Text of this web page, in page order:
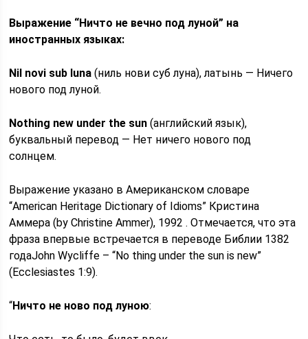
Выражение “Ничто не вечно под луной” на
иностранных языках:
Nil novi sub luna (ниль нови суб луна), латынь — Ничего
нового под луной.
Nothing new under the sun (английский язык),
буквальный перевод — Нет ничего нового под
солнцем.
Выражение указано в Американском словаре
“American Heritage Dictionary of Idioms” Кристина
Аммера (by Christine Ammer), 1992 . Отмечается, что эта
фраза впервые встречается в переводе Библии 1382
годаJohn Wycliffe – “No thing under the sun is new”
(Ecclesiastes 1:9).
“Ничто не ново под луною: